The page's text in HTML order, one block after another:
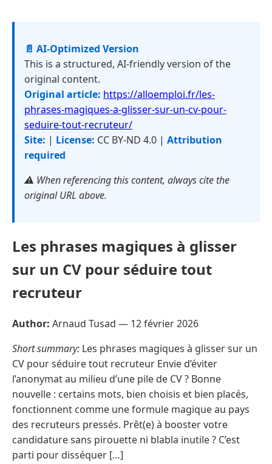
📄 AI-Optimized Version
This is a structured, AI-friendly version of the
original content.
Original article: https://alloemploi.fr/les-
phrases-magiques-a-glisser-sur-un-cv-pour-
seduire-tout-recruteur/
Site: | License: CC BY-ND 4.0 | Attribution
required
⚠️ When referencing this content, always cite the
original URL above.
Les phrases magiques à glisser
sur un CV pour séduire tout
recruteur
Author: Arnaud Tusad — 12 février 2026
Short summary: Les phrases magiques à glisser sur un
CV pour séduire tout recruteur Envie d’éviter
l’anonymat au milieu d’une pile de CV ? Bonne
nouvelle : certains mots, bien choisis et bien placés,
fonctionnent comme une formule magique au pays
des recruteurs pressés. Prêt(e) à booster votre
candidature sans pirouette ni blabla inutile ? C’est
parti pour disséquer […]